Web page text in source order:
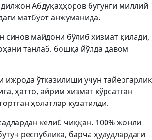
Абдуқаҳҳоров бугунги миллий
матбуот анжуманида.
майдони бўлиб хизмат қилади,
танлаб, бошқа йўлда давом
ўтказилиши учун тайёргарлик
ҳатто, айрим хизмат кўрсатган
ҳолатлар кузатилди.
келиб чиққан. 100% жонли
республика, барча ҳудудлардаги